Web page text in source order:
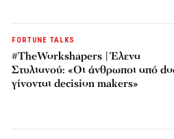
FORTUNE TALKS
#TheWorkshapers | Έλενα
Στυλιανού: «Οι άνθρωποι από
γίνονται decision makers»